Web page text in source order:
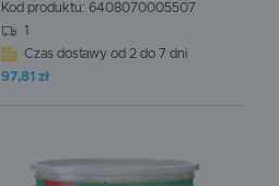
Kod produktu:6408070005507
1
Czas dostawy od 2 do 7 dni
97,81 zł